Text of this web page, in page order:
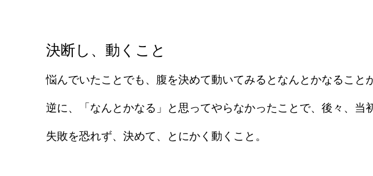
決断し、動くこと
悩んでいたことでも、腹を決めて動いてみるとなんとかなること
逆に、「なんとかなる」と思ってやらなかったことで、後々、当
失敗を恐れず、決めて、とにかく動くこと。